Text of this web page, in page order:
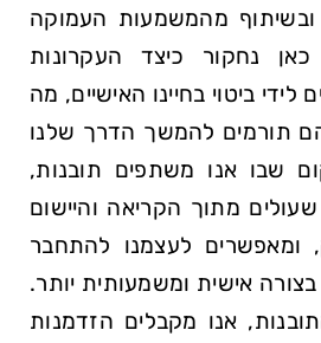
מהמשמעות העמוקה
נחקור כיצד העקרונות
ביטוי בחיינו האישיים, מה
תורמים להמשך הדרך שלנו
שבו אנו משתפים תובנות,
מתוך הקריאה והיישום
ומאפשרים לעצמנו להתחבר
אישית ומשמעותית יותר.
אנו מקבלים הזדמנות